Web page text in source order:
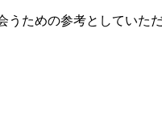
うための参考としていた